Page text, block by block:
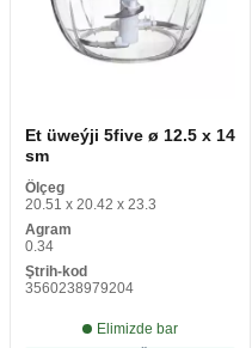
Et üweýji 5five ø 12.5 x 14
sm
Ölçeg
20.51 x 20.42 x 23.3
Agram
0.34
Ştrih-kod
3560238979204
Elimizde bar